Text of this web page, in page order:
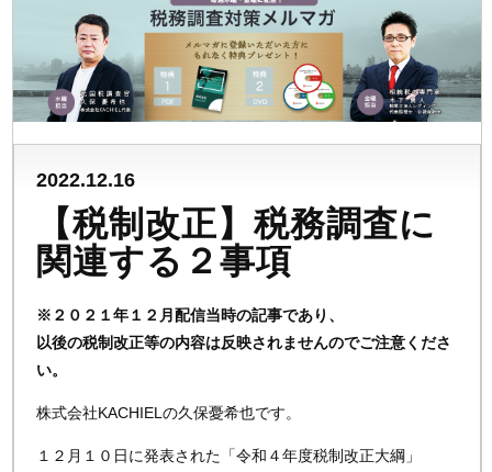
2022.12.16
【税制改正】税務調査に
関連する２事項
※２０２１年１２月配信当時の記事であり、
以後の税制改正等の内容は反映されませんのでご注意くださ
い。
株式会社KACHIELの久保憂希也です。
１２月１０日に発表された「令和４年度税制改正大綱」